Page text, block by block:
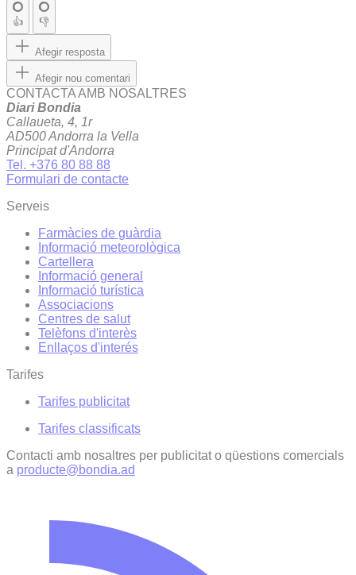
👍 👎
Afegir resposta
Afegir nou comentari
CONTACTA AMB NOSALTRES
Diari Bondia
Callaueta, 4, 1r
AD500 Andorra la Vella
Principat d'Andorra
Tel. +376 80 88 88
Formulari de contacte
Serveis
Farmàcies de guàrdia
Informació meteorològica
Cartellera
Informació general
Informació turística
Associacions
Centres de salut
Telèfons d'interès
Enllaços d'interés
Tarifes
Tarifes publicitat
Tarifes classificats
Contacti amb nosaltres per publicitat o qüestions comercials
a producte@bondia.ad